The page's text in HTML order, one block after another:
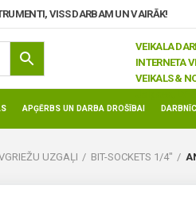
VISS DARBAM UN VAIRĀK!
VEIKALA
INTERNETA
VEIKALS &
APĢĒRBS UN DARBA DROŠĪBAI
UZGAĻI BIT-SOCKETS 1/4"